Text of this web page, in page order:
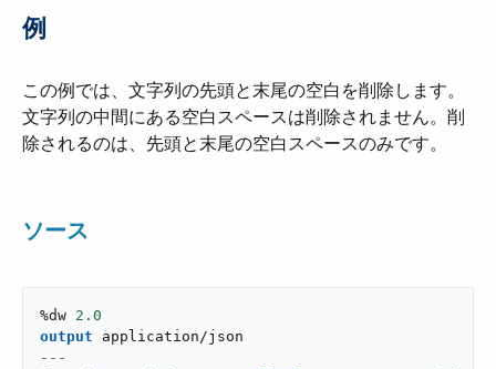
例
この例では、文字列の先頭と末尾の空白を削除します。
文字列の中間にある空白スペースは削除されません。削
除されるのは、先頭と末尾の空白スペースのみです。
ソース
%dw 2.0
output
application/json
---